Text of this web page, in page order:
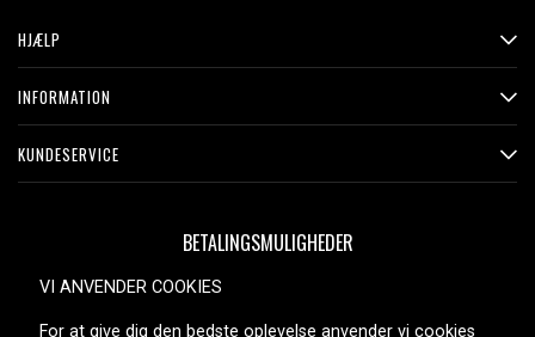
HJÆLP
INFORMATION
KUNDESERVICE
BETALINGSMULIGHEDER
VI ANVENDER COOKIES
For at give dig den bedste oplevelse anvender vi cookies